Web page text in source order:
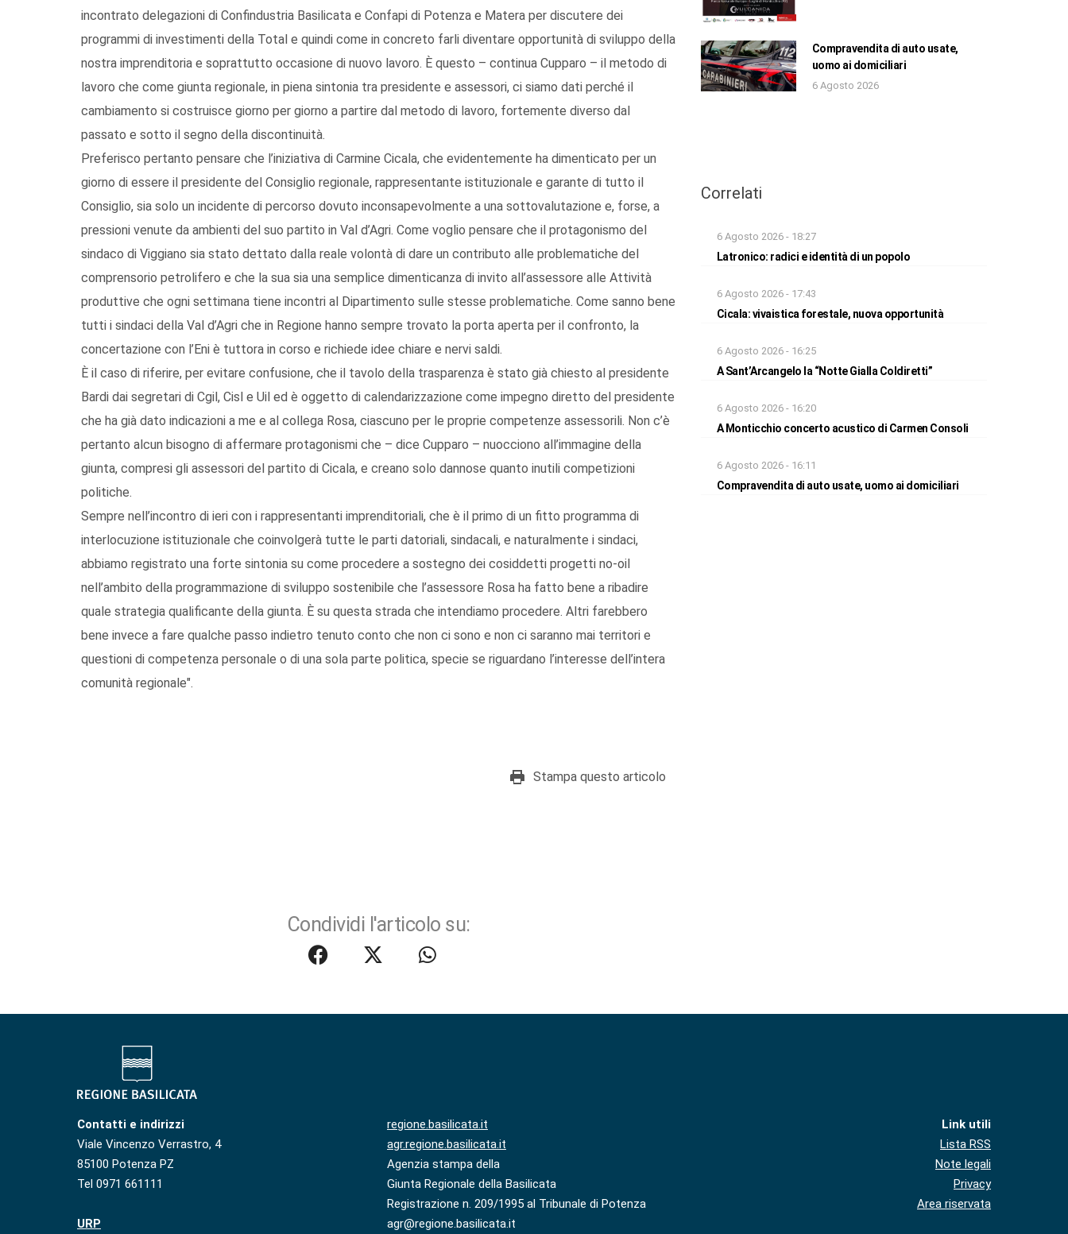
incontrato delegazioni di Confindustria Basilicata e Confapi di Potenza e Matera per discutere dei
programmi di investimenti della Total e quindi come in concreto farli diventare opportunità di sviluppo della
nostra imprenditoria e soprattutto occasione di nuovo lavoro. È questo – continua Cupparo – il metodo di
lavoro che come giunta regionale, in piena sintonia tra presidente e assessori, ci siamo dati perché il
cambiamento si costruisce giorno per giorno a partire dal metodo di lavoro, fortemente diverso dal
passato e sotto il segno della discontinuità.
Preferisco pertanto pensare che l’iniziativa di Carmine Cicala, che evidentemente ha dimenticato per un
giorno di essere il presidente del Consiglio regionale, rappresentante istituzionale e garante di tutto il
Consiglio, sia solo un incidente di percorso dovuto inconsapevolmente a una sottovalutazione e, forse, a
pressioni venute da ambienti del suo partito in Val d’Agri. Come voglio pensare che il protagonismo del
sindaco di Viggiano sia stato dettato dalla reale volontà di dare un contributo alle problematiche del
comprensorio petrolifero e che la sua sia una semplice dimenticanza di invito all’assessore alle Attività
produttive che ogni settimana tiene incontri al Dipartimento sulle stesse problematiche. Come sanno bene
tutti i sindaci della Val d’Agri che in Regione hanno sempre trovato la porta aperta per il confronto, la
concertazione con l’Eni è tuttora in corso e richiede idee chiare e nervi saldi.
È il caso di riferire, per evitare confusione, che il tavolo della trasparenza è stato già chiesto al presidente
Bardi dai segretari di Cgil, Cisl e Uil ed è oggetto di calendarizzazione come impegno diretto del presidente
che ha già dato indicazioni a me e al collega Rosa, ciascuno per le proprie competenze assessorili. Non c’è
pertanto alcun bisogno di affermare protagonismi che – dice Cupparo – nuocciono all’immagine della
giunta, compresi gli assessori del partito di Cicala, e creano solo dannose quanto inutili competizioni
politiche.
Sempre nell’incontro di ieri con i rappresentanti imprenditoriali, che è il primo di un fitto programma di
interlocuzione istituzionale che coinvolgerà tutte le parti datoriali, sindacali, e naturalmente i sindaci,
abbiamo registrato una forte sintonia su come procedere a sostegno dei cosiddetti progetti no-oil
nell’ambito della programmazione di sviluppo sostenibile che l’assessore Rosa ha fatto bene a ribadire
quale strategia qualificante della giunta. È su questa strada che intendiamo procedere. Altri farebbero
bene invece a fare qualche passo indietro tenuto conto che non ci sono e non ci saranno mai territori e
questioni di competenza personale o di una sola parte politica, specie se riguardano l’interesse dell’intera
comunità regionale".
Stampa questo articolo
Condividi l'articolo su:
Compravendita di auto usate,
uomo ai domiciliari
6 Agosto 2026
Correlati
6 Agosto 2026 - 18:27
Latronico: radici e identità di un popolo
6 Agosto 2026 - 17:43
Cicala: vivaistica forestale, nuova opportunità
6 Agosto 2026 - 16:25
A Sant’Arcangelo la “Notte Gialla Coldiretti”
6 Agosto 2026 - 16:20
A Monticchio concerto acustico di Carmen Consoli
6 Agosto 2026 - 16:11
Compravendita di auto usate, uomo ai domiciliari
Contatti e indirizzi
Viale Vincenzo Verrastro, 4
85100 Potenza PZ
Tel 0971 661111
URP
regione.basilicata.it
agr.regione.basilicata.it
Agenzia stampa della
Giunta Regionale della Basilicata
Registrazione n. 209/1995 al Tribunale di Potenza
agr@regione.basilicata.it
Link utili
Lista RSS
Note legali
Privacy
Area riservata